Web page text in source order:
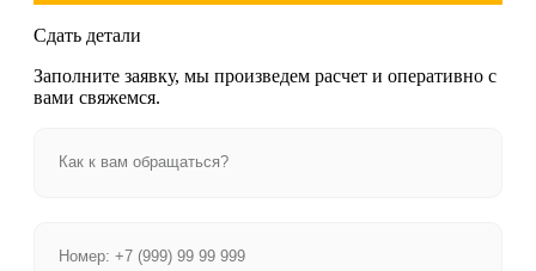
Сдать детали
Заполните заявку, мы произведем расчет и оперативно с
вами свяжемся.